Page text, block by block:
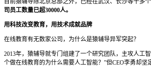
目前猿辅导除北京总部之外，已经在武汉、长沙等十多
司员工数量已超30000人。
用科技改变教育，用技术成就品牌
在线教育有无数家公司，为什么是猿辅导异军突起？
2013年，猿辅导就专门组建了一个研究团队，主攻人工
个做在线教育的为什么需要人工智能？”但CEO李勇却坚